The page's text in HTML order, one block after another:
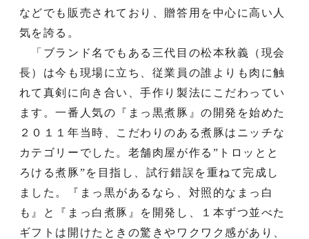
などでも販売されており、贈答用を中心に高い人
気を誇る。
「ブランド名でもある三代目の松本秋義（現会
長）は今も現場に立ち、従業員の誰よりも肉に触
れて真剣に向き合い、手作り製法にこだわってい
ます。一番人気の『まっ黒煮豚』の開発を始めた
２０１１年当時、こだわりのある煮豚はニッチな
カテゴリーでした。老舗肉屋が作る”トロッとと
ろける煮豚”を目指し、試行錯誤を重ねて完成し
ました。『まっ黒があるなら、対照的なまっ白
も』と『まっ白煮豚』を開発し、１本ずつ並べた
ギフトは開けたときの驚きやワクワク感があり、